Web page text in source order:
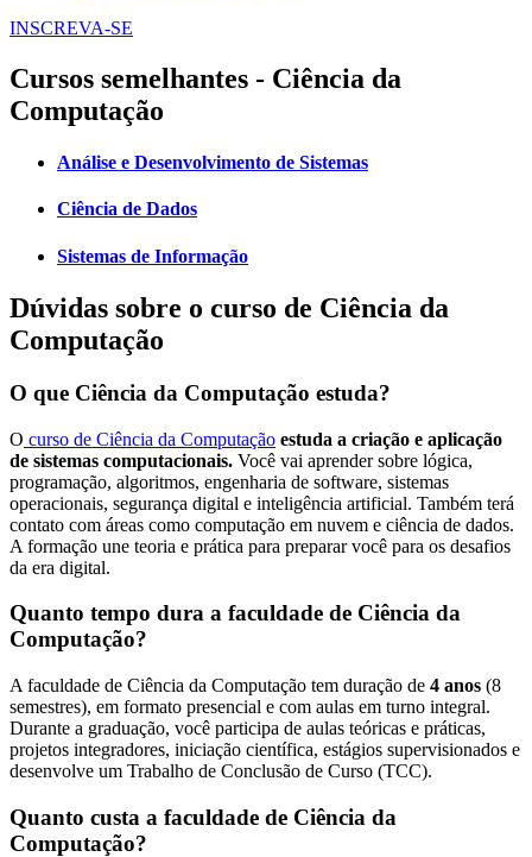
INSCREVA-SE
Cursos semelhantes - Ciência da
Computação
Análise e Desenvolvimento de Sistemas
Ciência de Dados
Sistemas de Informação
Dúvidas sobre o curso de Ciência da
Computação
O que Ciência da Computação estuda?
O curso de Ciência da Computação estuda a criação e aplicação
de sistemas computacionais. Você vai aprender sobre lógica,
programação, algoritmos, engenharia de software, sistemas
operacionais, segurança digital e inteligência artificial. Também terá
contato com áreas como computação em nuvem e ciência de dados.
A formação une teoria e prática para preparar você para os desafios
da era digital.
Quanto tempo dura a faculdade de Ciência da
Computação?
A faculdade de Ciência da Computação tem duração de 4 anos (8
semestres), em formato presencial e com aulas em turno integral.
Durante a graduação, você participa de aulas teóricas e práticas,
projetos integradores, iniciação científica, estágios supervisionados e
desenvolve um Trabalho de Conclusão de Curso (TCC).
Quanto custa a faculdade de Ciência da
Computação?